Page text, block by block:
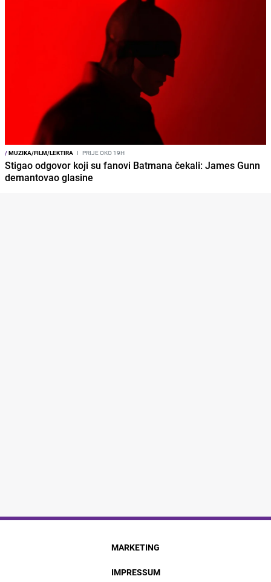
/MUZIKA/FILM/LEKTIRA I PRIJE OKO 19H
Stigao odgovor koji su fanovi Batmana čekali: James Gunn
demantovao glasine
MARKETING
IMPRESSUM